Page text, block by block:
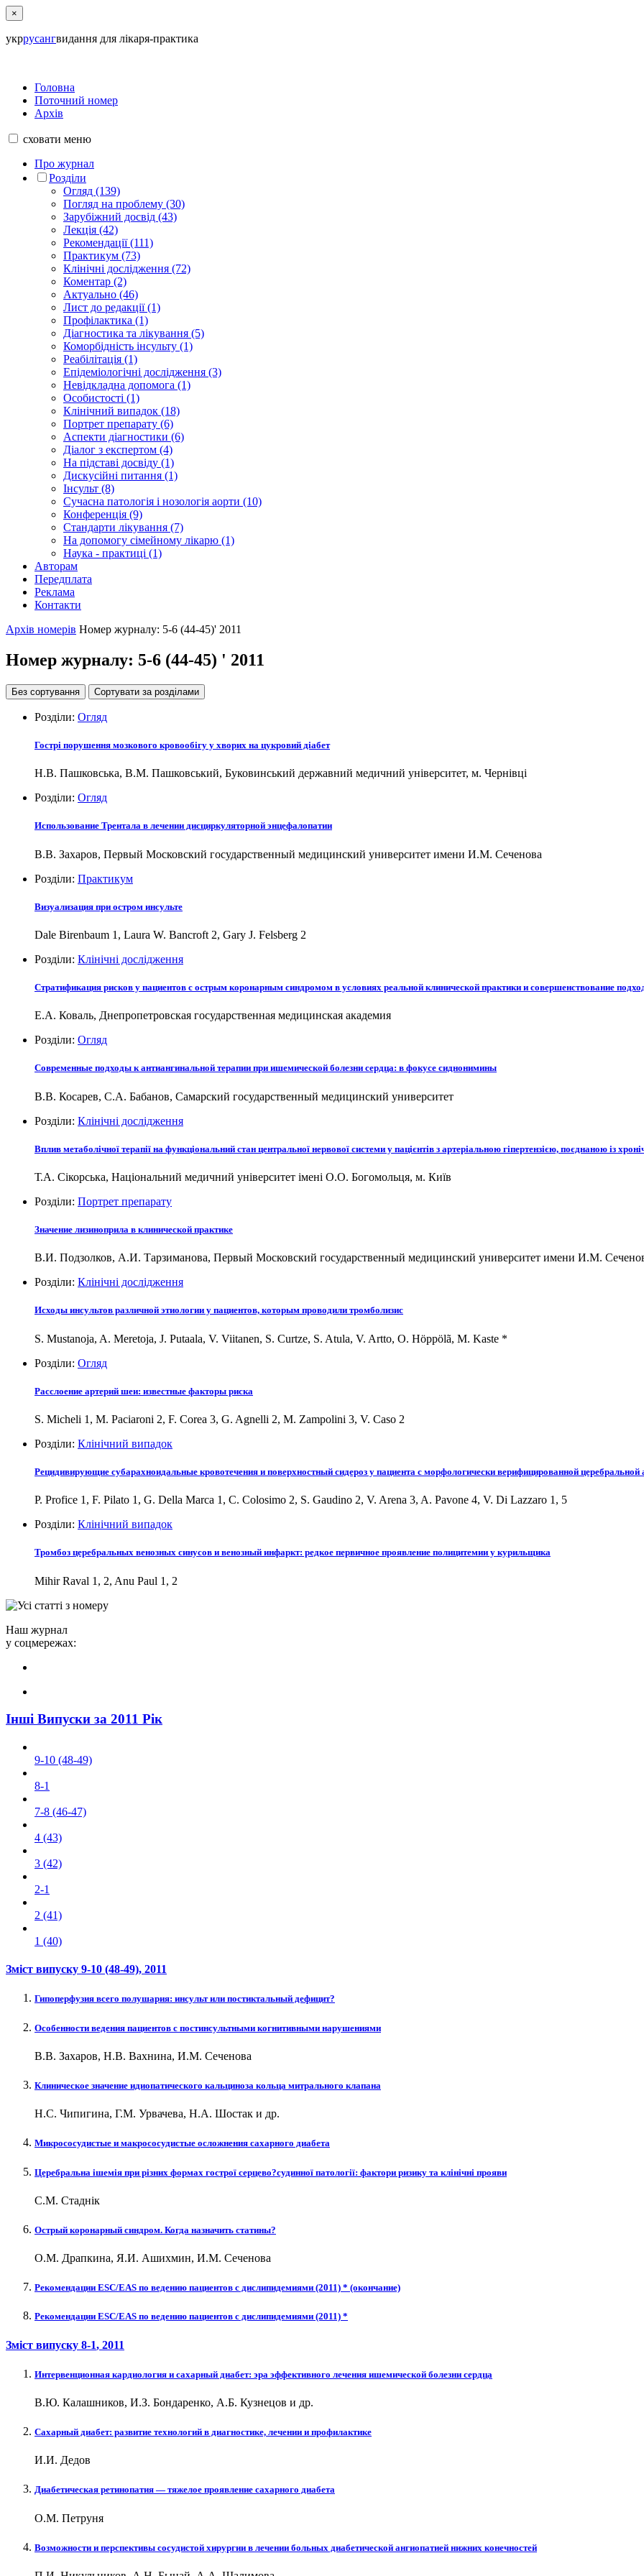
×
укррусангвидання для лікаря-практика
Головна
Поточний номер
Архів
сховати меню
Про журнал
Розділи
Огляд (139)
Погляд на проблему (30)
Зарубіжний досвід (43)
Лекція (42)
Рекомендації (111)
Практикум (73)
Клінічні дослідження (72)
Коментар (2)
Актуально (46)
Лист до редакції (1)
Профілактика (1)
Діагностика та лікування (5)
Коморбідність інсульту (1)
Реабілітація (1)
Епідеміологічні дослідження (3)
Невідкладна допомога (1)
Особистості (1)
Клінічний випадок (18)
Портрет препарату (6)
Аспекти діагностики (6)
Діалог з експертом (4)
На підставі досвіду (1)
Дискусійні питання (1)
Інсульт (8)
Сучасна патологія і нозологія аорти (10)
Конференція (9)
Стандарти лікування (7)
На допомогу сімейному лікарю (1)
Наука - практиці (1)
Авторам
Передплата
Реклама
Контакти
Архів номерів Номер журналу: 5-6 (44-45)' 2011
Номер журналу: 5-6 (44-45) ' 2011
Без сортування Сортувати за розділами
Розділи: Огляд
Гострі порушення мозкового кровообігу у хворих на цукровий діабет
Н.В. Пашковська, В.М. Пашковський, Буковинський державний медичний університет, м. Чернівці
Розділи: Огляд
Использование Трентала в лечении дисциркуляторной энцефалопатии
В.В. Захаров, Первый Московский государственный медицинский университет имени И.М. Сеченова
Розділи: Практикум
Визуализация при остром инсульте
Dale Birenbaum 1, Laura W. Bancroft 2, Gary J. Felsberg 2
Розділи: Клінічні дослідження
Cтратификация рисков у пациентов с острым коронарным синдромом в условиях реальной клинической практики и совершенствование
Е.А. Коваль, Днепропетровская государственная медицинская академия
Розділи: Огляд
Современные подходы к антиангинальной терапии при ишемической болезни сердца: в фокусе сиднонимины
В.В. Косарев, С.А. Бабанов, Самарский государственный медицинский университет
Розділи: Клінічні дослідження
Вплив метаболічної терапії на функціональний стан центральної нервової системи у пацієнтів з артеріальною гіпертензією, поєднаною із
Т.А. Сікорська, Національний медичний університет імені О.О. Богомольця, м. Київ
Розділи: Портрет препарату
Значение лизиноприла в клинической практике
В.И. Подзолков, А.И. Тарзиманова, Первый Московский государственный медицинский университет имени И.М.
Розділи: Клінічні дослідження
Исходы инсультов различной этиологии у пациентов, которым проводили тромболизис
S. Mustanoja, A. Meretoja, J. Putaala, V. Viitanen, S. Curtze, S. Atula, V. Artto, O. Höppölã, M. Kaste *
Розділи: Огляд
Расслоение артерий шеи: известные факторы риска
S. Micheli 1, M. Paciaroni 2, F. Corea 3, G. Agnelli 2, M. Zampolini 3, V. Caso 2
Розділи: Клінічний випадок
Рецидивирующие субарахноидальные кровотечения и поверхностный сидероз у пациента с морфологически верифицированной церебральной
P. Profice 1, F. Pilato 1, G. Della Marca 1, C. Colosimo 2, S. Gaudino 2, V. Arena 3, A. Pavone 4, V. Di Lazzaro 1, 5
Розділи: Клінічний випадок
Тромбоз церебральных венозных синусов и венозный инфаркт: редкое первичное проявление полицитемии у курильщика
Mihir Raval 1, 2, Anu Paul 1, 2
Наш журнал
у соцмережах:
Інші Випуски за 2011 Рік
9-10 (48-49)
8-1
7-8 (46-47)
4 (43)
3 (42)
2-1
2 (41)
1 (40)
Зміст випуску 9-10 (48-49), 2011
Гипоперфузия всего полушария: инсульт или постиктальный дефицит?
Особенности ведения пациентов с постинсультными когнитивными нарушениями
В.В. Захаров, Н.В. Вахнина, И.М. Сеченова
Клиническое значение идиопатического кальциноза кольца митрального клапана
Н.С. Чипигина, Г.М. Урвачева, Н.А. Шостак и др.
Микрососудистые и макрососудистые осложнения сахарного диабета
Церебральна ішемія при різних формах гострої серцево?судинної патології: фактори ризику та клінічні прояви
С.М. Стаднік
Острый коронарный синдром. Когда назначить статины?
О.М. Драпкина, Я.И. Ашихмин, И.М. Сеченова
Рекомендации ESC/EAS по ведению пациентов с дислипидемиями (2011) * (окончание)
Рекомендации ESC/EAS по ведению пациентов с дислипидемиями (2011) *
Зміст випуску 8-1, 2011
Интервенционная кардиология и сахарный диабет: эра эффективного лечения ишемической болезни сердца
В.Ю. Калашников, И.З. Бондаренко, А.Б. Кузнецов и др.
Сахарный диабет: развитие технологий в диагностике, лечении и профилактике
И.И. Дедов
Диабетическая ретинопатия — тяжелое проявление сахарного диабета
О.М. Петруня
Возможности и перспективы сосудистой хирургии в лечении больных диабетической ангиопатией нижних конечностей